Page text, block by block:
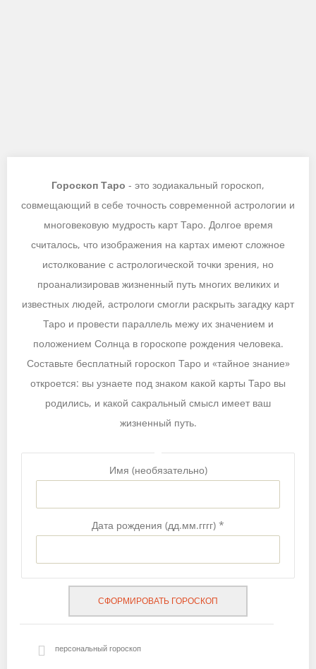
Гороскоп Таро - это зодиакальный гороскоп,
совмещающий в себе точность современной астрологии и
многовековую мудрость карт Таро. Долгое время
считалось, что изображения на картах имеют сложное
истолкование с астрологической точки зрения, но
проанализировав жизненный путь многих великих и
известных людей, астрологи смогли раскрыть загадку карт
Таро и провести параллель межу их значением и
положением Солнца в гороскопе рождения человека.
Составьте бесплатный гороскоп Таро и «тайное знание»
откроется: вы узнаете под знаком какой карты Таро вы
родились, и какой сакральный смысл имеет ваш
жизненный путь.
Имя (необязательно)
Дата рождения (дд.мм.гггг) *
СФОРМИРОВАТЬ ГОРОСКОП
персональный гороскоп